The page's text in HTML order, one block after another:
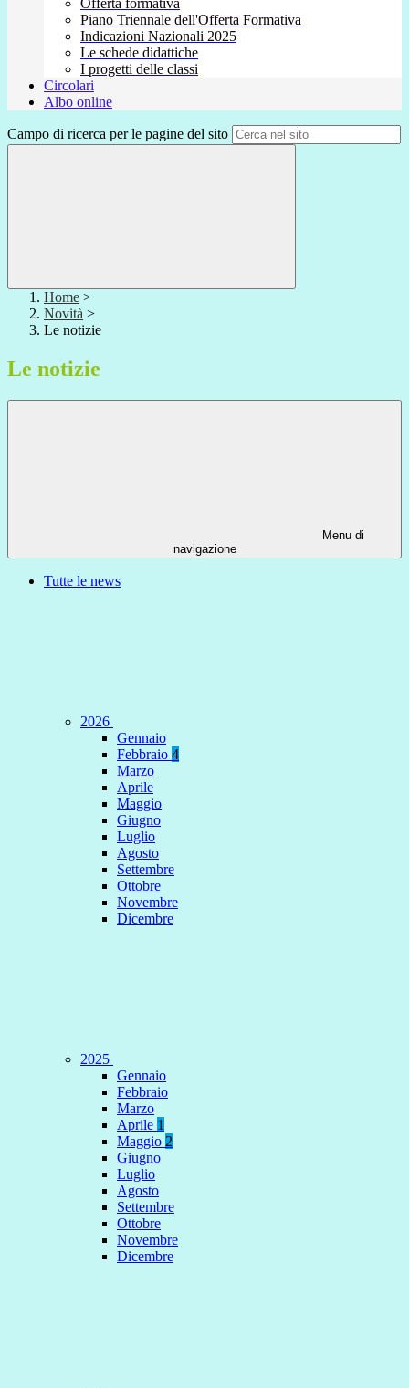
Offerta formativa
Piano Triennale dell'Offerta Formativa
Indicazioni Nazionali 2025
Le schede didattiche
I progetti delle classi
Circolari
Albo online
Campo di ricerca per le pagine del sito
Home >
Novità >
Le notizie
Le notizie
Menu di
navigazione
Tutte le news
2026
Gennaio
Febbraio 4
Marzo
Aprile
Maggio
Giugno
Luglio
Agosto
Settembre
Ottobre
Novembre
Dicembre
2025
Gennaio
Febbraio
Marzo
Aprile 1
Maggio 2
Giugno
Luglio
Agosto
Settembre
Ottobre
Novembre
Dicembre